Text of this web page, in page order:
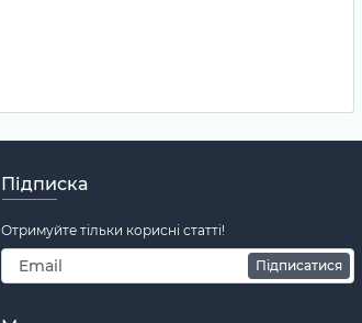
Підписка
Отримуйте тільки корисні статті!
Підписатися